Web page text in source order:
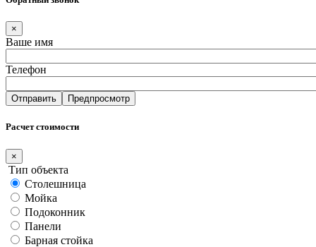
×
Ваше имя
Телефон
Расчет стоимости
×
Тип объекта
Столешница
Мойка
Подоконник
Панели
Барная стойка